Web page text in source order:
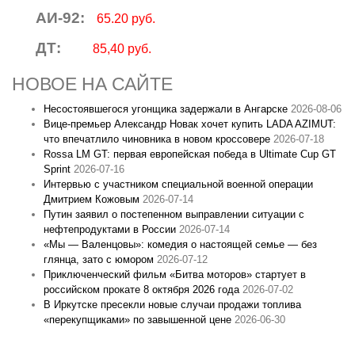
АИ-92: 65.20 руб.
ДТ: 85,40 руб.
НОВОЕ НА САЙТЕ
Несостоявшегося угонщика задержали в Ангарске 2026-08-06
Вице‑премьер Александр Новак хочет купить LADA AZIMUT:
что впечатлило чиновника в новом кроссовере 2026-07-18
Rossa LM GT: первая европейская победа в Ultimate Cup GT
Sprint 2026-07-16
Интервью с участником специальной военной операции
Дмитрием Кожовым 2026-07-14
Путин заявил о постепенном выправлении ситуации с
нефтепродуктами в России 2026-07-14
«Мы — Валенцовы»: комедия о настоящей семье — без
глянца, зато с юмором 2026-07-12
Приключенческий фильм «Битва моторов» стартует в
российском прокате 8 октября 2026 года 2026-07-02
В Иркутске пресекли новые случаи продажи топлива
«перекупщиками» по завышенной цене 2026-06-30